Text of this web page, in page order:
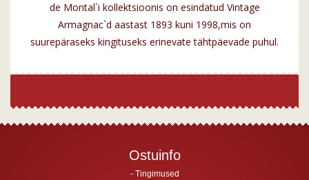
de Montal`i kollektsioonis on esindatud Vintage
Armagnac`d aastast 1893 kuni 1998,mis on
suurepäraseks kingituseks erinevate tähtpäevade puhul.
Ostuinfo
Tingimused